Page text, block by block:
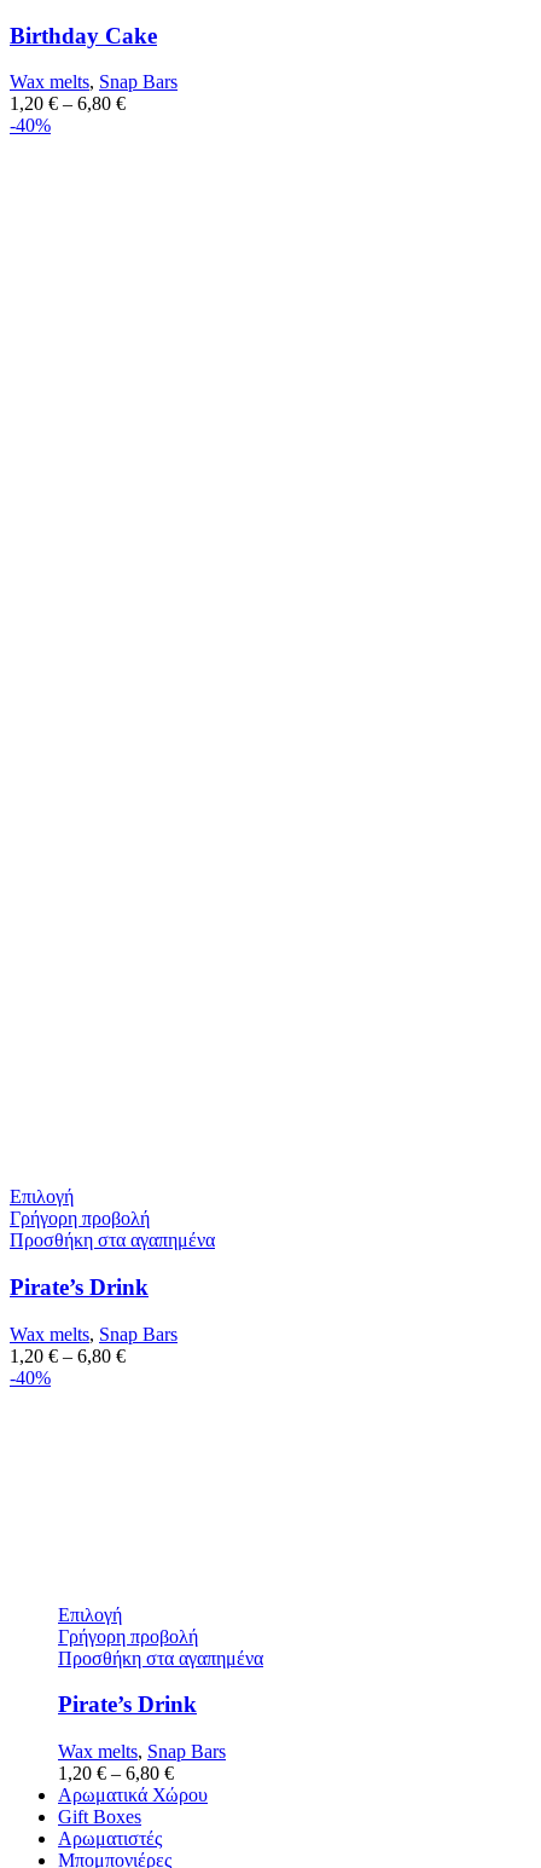
Επιλογή
Γρήγορη προβολή
Προσθήκη στα αγαπημένα
Pirate’s Drink
Wax melts, Snap Bars
1,20 € – 6,80 €
Αρωματικά Χώρου
Gift Boxes
Αρωματιστές
Μπομπονιέρες
Birthday Cake
Wax melts, Snap Bars
1,20 € – 6,80 €
-40%
Επιλογή
Γρήγορη προβολή
Προσθήκη στα αγαπημένα
Pirate’s Drink
Wax melts, Snap Bars
1,20 € – 6,80 €
-40%